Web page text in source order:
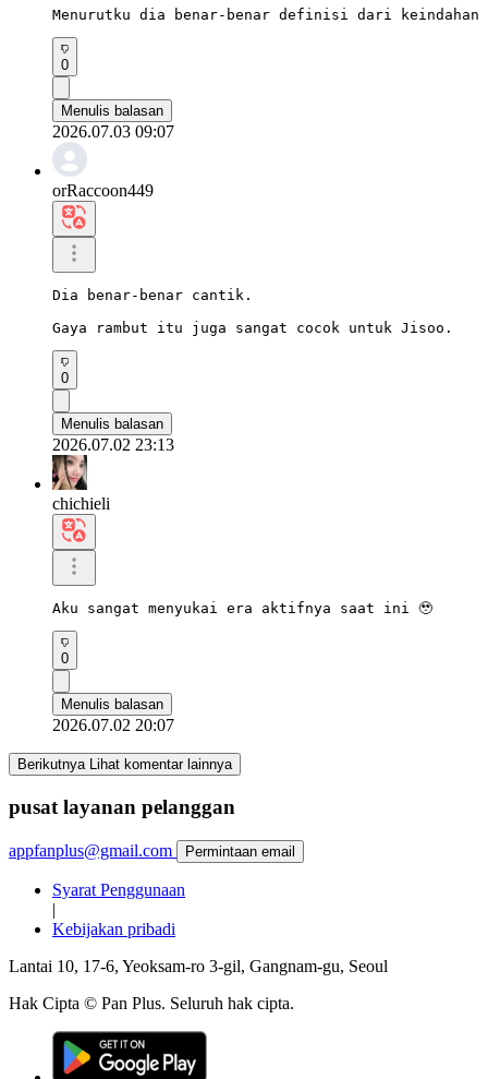
Menurutku dia benar-benar definisi dari keindahan
0
Menulis balasan
2026.07.03 09:07
orRaccoon449
Dia benar-benar cantik.
Gaya rambut itu juga sangat cocok untuk Jisoo.
0
Menulis balasan
2026.07.02 23:13
chichieli
Aku sangat menyukai era aktifnya saat ini 🥹
0
Menulis balasan
2026.07.02 20:07
Berikutnya Lihat komentar lainnya
pusat layanan pelanggan
appfanplus@gmail.com Permintaan email
Syarat Penggunaan
|
Kebijakan pribadi
Lantai 10, 17-6, Yeoksam-ro 3-gil, Gangnam-gu, Seoul
Hak Cipta © Pan Plus. Seluruh hak cipta.